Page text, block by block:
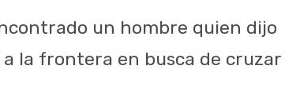
un hombre quien dijo
la frontera en busca de cruzar